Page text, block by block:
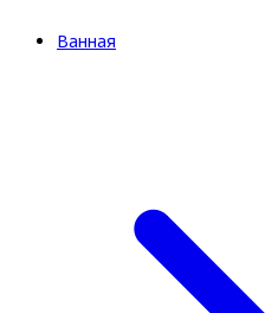
Ванная